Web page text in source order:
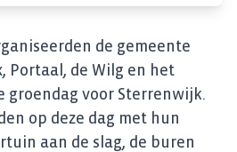
de gemeente
Portaal, de Wilg en het
groendag voor Sterrenwijk.
op deze dag met hun
aan de slag, de buren